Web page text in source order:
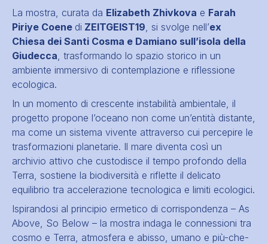
La mostra, curata da Elizabeth Zhivkova e Farah
Piriye Coene di ZEITGEIST19, si svolge nell’ex
Chiesa dei Santi Cosma e Damiano sull’isola della
Giudecca, trasformando lo spazio storico in un
ambiente immersivo di contemplazione e riflessione
ecologica.
In un momento di crescente instabilità ambientale, il
progetto propone l’oceano non come un’entità distante,
ma come un sistema vivente attraverso cui percepire le
trasformazioni planetarie. Il mare diventa così un
archivio attivo che custodisce il tempo profondo della
Terra, sostiene la biodiversità e riflette il delicato
equilibrio tra accelerazione tecnologica e limiti ecologici.
Ispirandosi al principio ermetico di corrispondenza – As
Above, So Below – la mostra indaga le connessioni tra
cosmo e Terra, atmosfera e abisso, umano e più-che-